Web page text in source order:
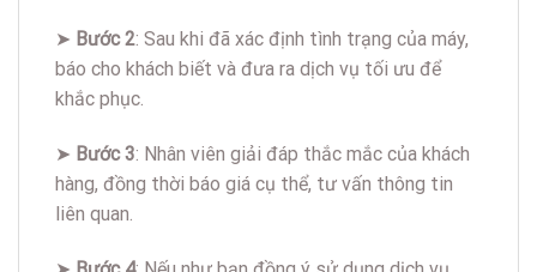
➤ Bước 2: Sau khi đã xác định tình trạng của máy,
báo cho khách biết và đưa ra dịch vụ tối ưu để
khắc phục.
➤ Bước 3: Nhân viên giải đáp thắc mắc của khách
hàng, đồng thời báo giá cụ thể, tư vấn thông tin
liên quan.